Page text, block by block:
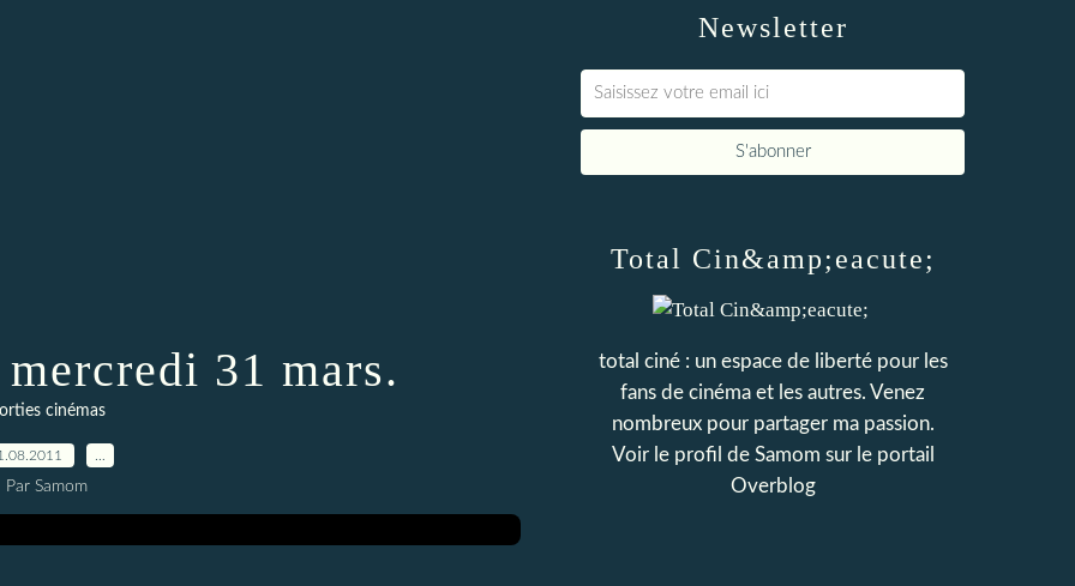
31 mars.
cinémas
Par Samom
Newsletter
Total Cin&amp;eacute;
total ciné : un espace de liberté pour les
fans de cinéma et les autres. Venez
nombreux pour partager ma passion.
Voir le profil de Samom sur le portail
Overblog